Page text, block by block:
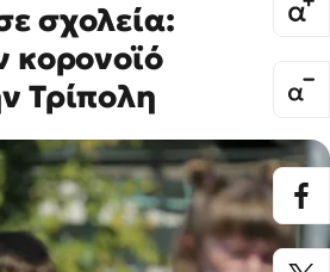
σχολεία:
κορονοϊό
Τρίπολη